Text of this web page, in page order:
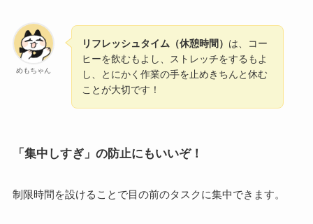
めもちゃん
リフレッシュタイム（休憩時間） は、コー
ヒーを飲むもよし、ストレッチをするもよ
し、とにかく作業の手を止めきちんと休む
ことが大切です！
「集中しすぎ」の防止にもいいぞ！
制限時間を設けることで目の前のタスクに集中できます。